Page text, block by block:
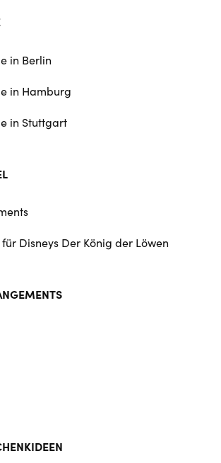
in Berlin
in Hamburg
in Stuttgart
Disneys Der König der Löwen